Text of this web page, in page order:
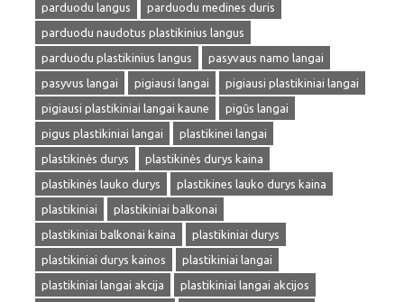
parduodu langus
parduodu medines duris
parduodu naudotus plastikinius langus
parduodu plastikinius langus
pasyvaus namo langai
pasyvus langai
pigiausi langai
pigiausi plastikiniai langai
pigiausi plastikiniai langai kaune
pigūs langai
pigus plastikiniai langai
plastikinei langai
plastikinės durys
plastikinės durys kaina
plastikinės lauko durys
plastikines lauko durys kaina
plastikiniai
plastikiniai balkonai
plastikiniai balkonai kaina
plastikiniai durys
plastikiniai durys kainos
plastikiniai langai
plastikiniai langai akcija
plastikiniai langai akcijos